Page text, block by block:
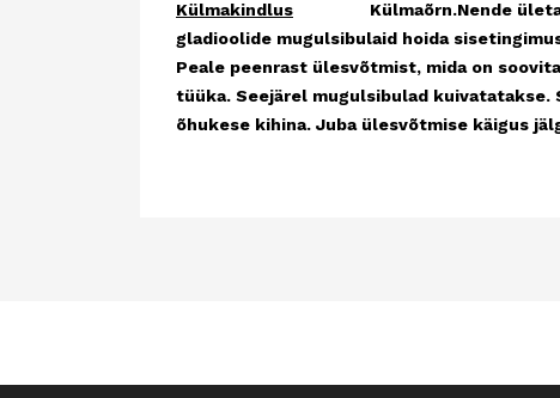
Külmakindlus Külmaõrn.Nende ületalve
gladioolide mugulsibulaid hoida
Peale peenrast ülesvõtmist, mida on
tüüka. Seejärel mugulsibulad
õhukese kihina. Juba ülesvõtmise käigus